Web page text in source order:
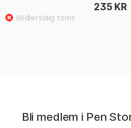
235 KR
Bli medlem i Pen